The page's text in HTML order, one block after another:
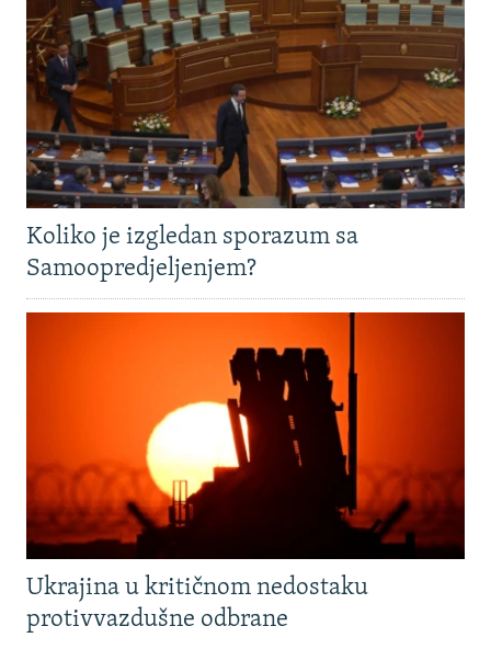
Koliko je izgledan sporazum sa
Samoopredjeljenjem?
Ukrajina u kritičnom nedostaku
protivvazdušne odbrane